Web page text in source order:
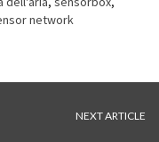
network
NEXT ARTICLE